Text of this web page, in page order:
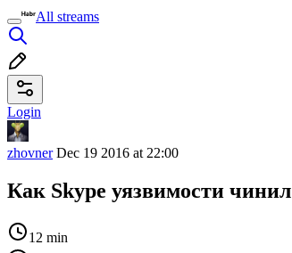
All streams
Login
zhovnerDec 19 2016 at 22:00
Как Skype уязвимости чинил
12 min